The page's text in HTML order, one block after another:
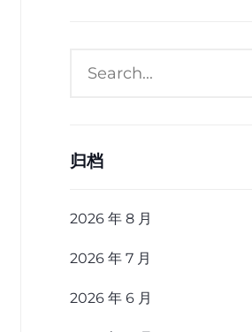
归档
2026 年 8 月
2026 年 7 月
2026 年 6 月